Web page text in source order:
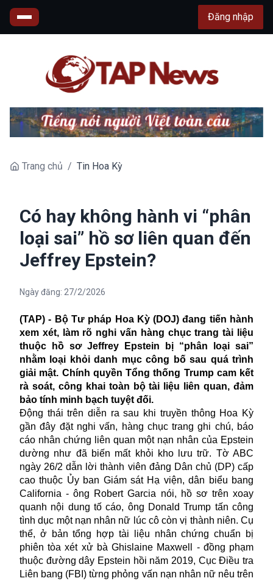
Đăng nhập
Trang chủ / Tin Hoa Kỳ
Có hay không hành vi “phân
loại sai” hồ sơ liên quan đến
Jeffrey Epstein?
Ngày đăng: 27/2/2026
(TAP) - Bộ Tư pháp Hoa Kỳ (DOJ) đang tiến hành
xem xét, làm rõ nghi vấn hàng chục trang tài liệu
thuộc hồ sơ Jeffrey Epstein bị “phân loại sai”
nhằm loại khỏi danh mục công bố sau quá trình
giải mật. Chính quyền Tổng thống Trump cam kết
rà soát, công khai toàn bộ tài liệu liên quan, đảm
bảo tính minh bạch tuyệt đối.
Động thái trên diễn ra sau khi truyền thông Hoa Kỳ
gần đây đặt nghi vấn, hàng chục trang ghi chú, báo
cáo nhân chứng liên quan một nạn nhân của Epstein
dường như đã biến mất khỏi kho lưu trữ. Tờ ABC
ngày 26/2 dẫn lời thành viên đảng Dân chủ (DP) cấp
cao thuộc Ủy ban Giám sát Hạ viện, dân biểu bang
California - ông Robert Garcia nói, hồ sơ trên xoay
quanh nội dung tố cáo, ông Donald Trump tấn công
tình dục một nạn nhân nữ lúc cô còn vị thành niên. Cụ
thể, ở bản tổng hợp tài liệu nhân chứng chuẩn bị
phiên tòa xét xử bà Ghislaine Maxwell - đồng phạm
thuộc đường dây Epstein hồi năm 2019, Cục Điều tra
Liên bang (FBI) từng phỏng vấn nạn nhân nữ nêu trên